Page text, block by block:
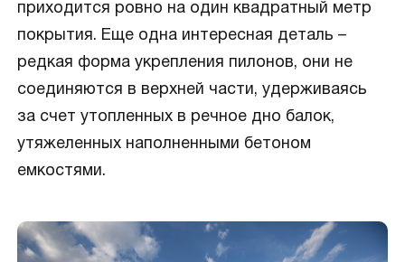
приходится ровно на один квадратный метр
покрытия. Еще одна интересная деталь –
редкая форма укрепления пилонов, они не
соединяются в верхней части, удерживаясь
за счет утопленных в речное дно балок,
утяжеленных наполненными бетоном
емкостями.